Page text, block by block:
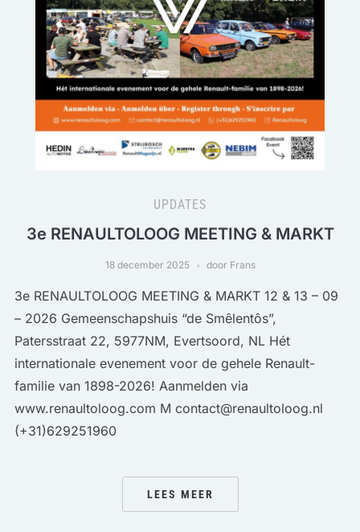
UPDATES
3e RENAULTOLOOG MEETING & MARKT
18 december 2025 door Frans
3e RENAULTOLOOG MEETING & MARKT 12 & 13 – 09
– 2026 Gemeenschapshuis “de Smêlentôs”,
Patersstraat 22, 5977NM, Evertsoord, NL Hét
internationale evenement voor de gehele Renault-
familie van 1898-2026! Aanmelden via
www.renaultoloog.com M contact@renaultoloog.nl
(+31)629251960
LEES MEER